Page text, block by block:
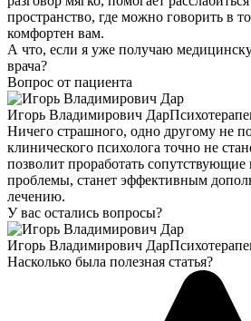
пространство, где можно говорить в
комфортен вам.
А что, если я уже получаю
врача?
Вопрос от пациента
Игорь Владимирович Дар
Ничего страшного, одно другому не
клинического психолога точно не
позволит проработать
проблемы, станет эффективным
лечению.
У вас остались вопросы?
Игорь Владимирович Дар
Насколько была полезная статья?